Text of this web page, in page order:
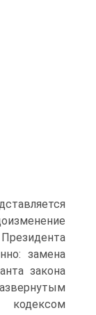
замена
закона